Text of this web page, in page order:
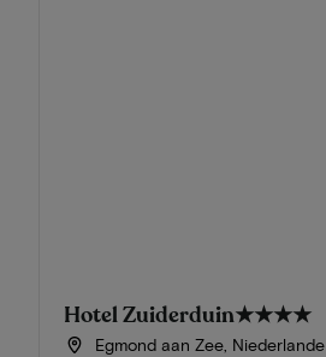
Hotel Zuiderduin★★★★
Egmond aan Zee, Niederlande